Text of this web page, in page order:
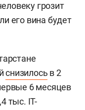
грозит
его вина будет
снизилось в 2
6 месяцев
тыс. IT-